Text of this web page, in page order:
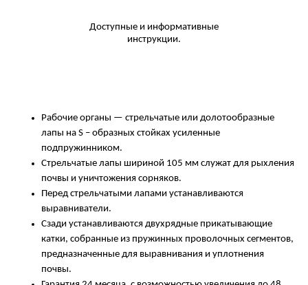
Доступные и информативные
инструкции.
Рабочие органы — стрельчатые или долотообразные
лапы на S – образных стойках усиленные
подпружинником.
Стрельчатые лапы шириной 105 мм служат для рыхления
почвы и уничтожения сорняков.
Перед стрельчатыми лапами устанавливаются
выравниватели.
Сзади устанавливаются двухрядные прикатывающие
катки, собранные из пружинных проволочных сегментов,
предназначенные для выравнивания и уплотнения
почвы.